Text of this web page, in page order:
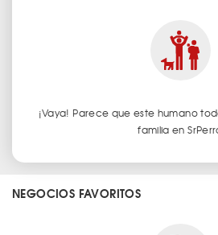
¡Vaya! Parece que este humano
familia en
NEGOCIOS FAVORITOS